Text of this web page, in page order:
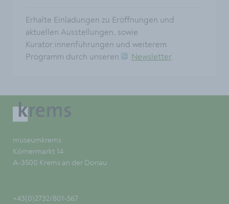
Erhalte Einladungen zu Eröffnungen und
aktuellen Ausstellungen, sowie
Kurator:innenführungen und weiterem
Programm durch unseren
Newsletter.
museumkrems
Körnermarkt 14
A-3500 Krems an der Donau
+43(0)2732/801-567